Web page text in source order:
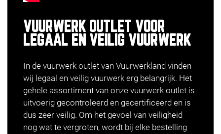
VUURWERK OUTLET VOOR
LEGAAL EN VEILIG VUURWERK
In de vuurwerk outlet van Vuurwerkland vinden
wij legaal en veilig vuurwerk erg belangrijk. Het
gehele assortiment van onze vuurwerk outlet is
uitvoerig gecontroleerd en gecertificeerd en is
dus zeer veilig. Om het gevoel van veiligheid
nog wat te vergroten, wordt bij elke bestelling